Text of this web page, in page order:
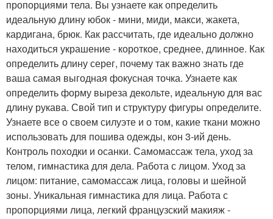
пропорциями тела. Вы узнаете как определить
идеальную длину юбок - мини, миди, макси, жакета,
кардигана, брюк. Как рассчитать, где идеально должно
находиться украшение - короткое, среднее, длинное. Как
определить длину серег, почему так важно знать где
ваша самая выгодная фокусная точка. Узнаете как
определить форму выреза декольте, идеальную для вас
длину рукава. Свой тип и структуру фигуры определите.
Узнаете все о своем силуэте и о том, какие ткани можно
использовать для пошива одежды, кон 3-ий день.
Контроль походки и осанки. Самомассаж тела, уход за
телом, гимнастика для дела. Работа с лицом. Уход за
лицом: питание, самомассаж лица, головы и шейной
зоны. Уникальная гимнастика для лица. Работа с
пропорциями лица, легкий французский макияж -